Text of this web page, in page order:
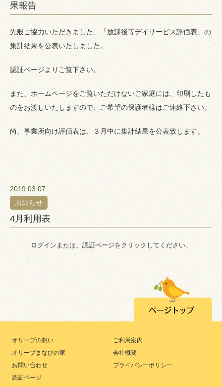
果報告
先般ご協力いただきました、「放課後等デイサービス評価表」の
集計結果を公表いたしました。
認証ページよりご覧下さい。
また、ホームページをご覧いただけないご家庭には、印刷したも
のをお渡しいたしますので、ご希望の保護者様はご連絡下さい。
尚、事業所向け評価表は、３月中に集計結果を公表致します。
2019.03.07
お知らせ
4月利用表
ログインまたは、認証ページをクリックしてください。
オリーブの想い
ご利用案内
オリーブまなびの家
会社概要
お問い合わせ
プライバシーポリシー
認証ページ